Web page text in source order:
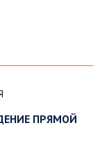
ПРЯМОЙ